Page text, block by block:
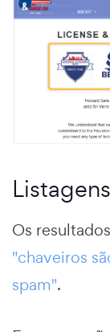
Os
"chaveiros
spam".